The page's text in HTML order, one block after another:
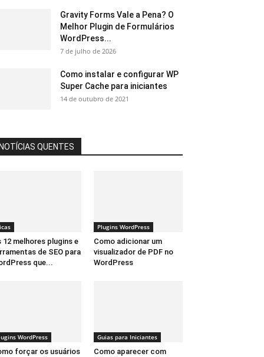
Gravity Forms Vale a Pena? O
Melhor Plugin de Formulários
WordPress...
7 de julho de 2026
Como instalar e configurar WP
Super Cache para iniciantes
14 de outubro de 2021
QUENTES
12 melhores plugins e
de SEO para
que...
Plugins WordPress
Como adicionar um
visualizador de PDF no
WordPress
WordPress
forçar os usuários
Guias para Iniciantes
Como aparecer com